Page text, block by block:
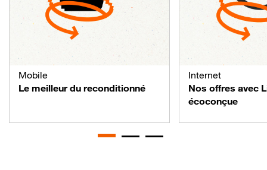
Mobile
Le meilleur du reconditionné
Internet
Nos offres avec
écoconçue